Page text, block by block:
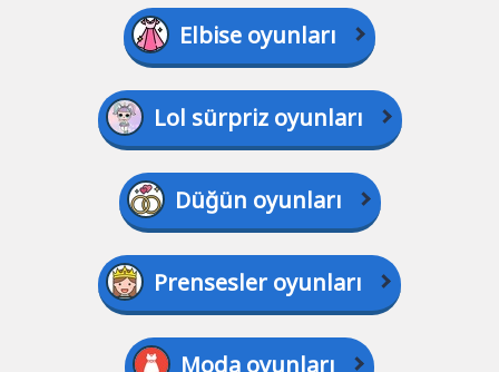
Elbise oyunları
Lol sürpriz oyunları
Düğün oyunları
Prensesler oyunları
Moda oyunları